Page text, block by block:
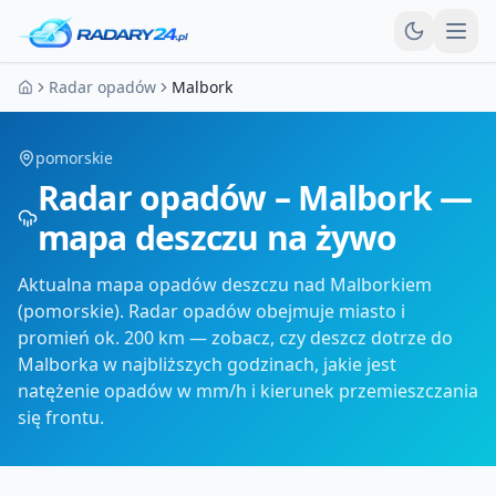
Strona główna
Radar opadów Malbork
pomorskie
Radar opadów – Malbork —
mapa deszczu na żywo
Aktualna mapa opadów deszczu nad Malborkiem
(pomorskie). Radar opadów obejmuje miasto i
promień ok. 200 km — zobacz, czy deszcz dotrze do
Malborka w najbliższych godzinach, jakie jest
natężenie opadów w mm/h i kierunek przemieszczania
się frontu.